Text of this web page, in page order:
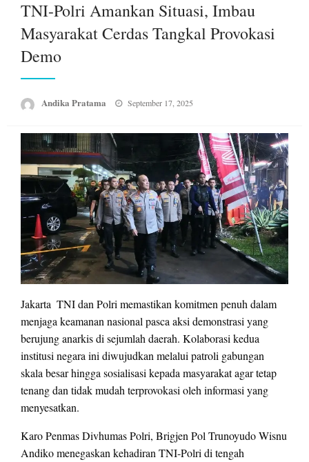
TNI-Polri Amankan Situasi, Imbau
Masyarakat Cerdas Tangkal Provokasi
Demo
Andika Pratama
Posted
September 17, 2025
Jakarta  TNI dan Polri memastikan komitmen penuh dalam
menjaga keamanan nasional pasca aksi demonstrasi yang
berujung anarkis di sejumlah daerah. Kolaborasi kedua
institusi negara ini diwujudkan melalui patroli gabungan
skala besar hingga sosialisasi kepada masyarakat agar tetap
tenang dan tidak mudah terprovokasi oleh informasi yang
menyesatkan.
Karo Penmas Divhumas Polri, Brigjen Pol Trunoyudo Wisnu
Andiko menegaskan kehadiran TNI-Polri di tengah